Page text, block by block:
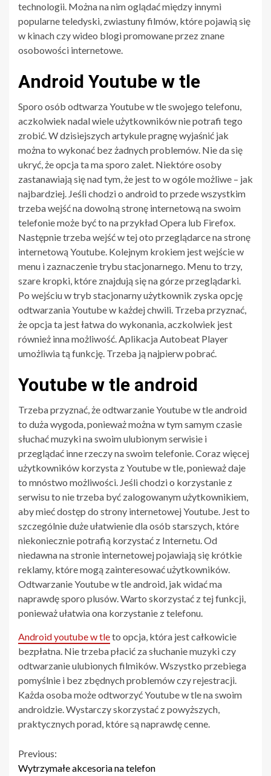
technologii. Można na nim oglądać między innymi
popularne teledyski, zwiastuny filmów, które pojawią się
w kinach czy wideo blogi promowane przez znane
osobowości internetowe.
Android Youtube w tle
Sporo osób odtwarza Youtube w tle swojego telefonu,
aczkolwiek nadal wiele użytkowników nie potrafi tego
zrobić. W dzisiejszych artykule pragnę wyjaśnić jak
można to wykonać bez żadnych problemów. Nie da się
ukryć, że opcja ta ma sporo zalet. Niektóre osoby
zastanawiają się nad tym, że jest to w ogóle możliwe – jak
najbardziej. Jeśli chodzi o android to przede wszystkim
trzeba wejść na dowolną stronę internetową na swoim
telefonie może być to na przykład Opera lub Firefox.
Następnie trzeba wejść w tej oto przeglądarce na stronę
internetową Youtube. Kolejnym krokiem jest wejście w
menu i zaznaczenie trybu stacjonarnego. Menu to trzy,
szare kropki, które znajdują się na górze przeglądarki.
Po wejściu w tryb stacjonarny użytkownik zyska opcję
odtwarzania Youtube w każdej chwili. Trzeba przyznać,
że opcja ta jest łatwa do wykonania, aczkolwiek jest
również inna możliwość. Aplikacja Autobeat Player
umożliwia tą funkcję. Trzeba ją najpierw pobrać.
Youtube w tle android
Trzeba przyznać, że odtwarzanie Youtube w tle android
to duża wygoda, ponieważ można w tym samym czasie
słuchać muzyki na swoim ulubionym serwisie i
przeglądać inne rzeczy na swoim telefonie. Coraz więcej
użytkowników korzysta z Youtube w tle, ponieważ daje
to mnóstwo możliwości. Jeśli chodzi o korzystanie z
serwisu to nie trzeba być zalogowanym użytkownikiem,
aby mieć dostęp do strony internetowej Youtube. Jest to
szczególnie duże ułatwienie dla osób starszych, które
niekoniecznie potrafią korzystać z Internetu. Od
niedawna na stronie internetowej pojawiają się krótkie
reklamy, które mogą zainteresować użytkowników.
Odtwarzanie Youtube w tle android, jak widać ma
naprawdę sporo plusów. Warto skorzystać z tej funkcji,
ponieważ ułatwia ona korzystanie z telefonu.
Android youtube w tleto opcja, która jest całkowicie
bezpłatna. Nie trzeba płacić za słuchanie muzyki czy
odtwarzanie ulubionych filmików. Wszystko przebiega
pomyślnie i bez zbędnych problemów czy rejestracji.
Każda osoba może odtworzyć Youtube w tle na swoim
androidzie. Wystarczy skorzystać z powyższych,
praktycznych porad, które są naprawdę cenne.
Continue
Previous:
Wytrzymałe akcesoria na telefon